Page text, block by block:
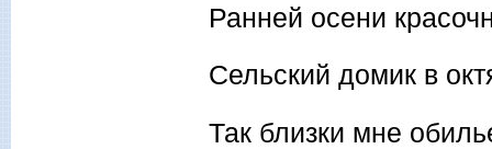
Ранней осени
Сельский домик в
Так близки мне